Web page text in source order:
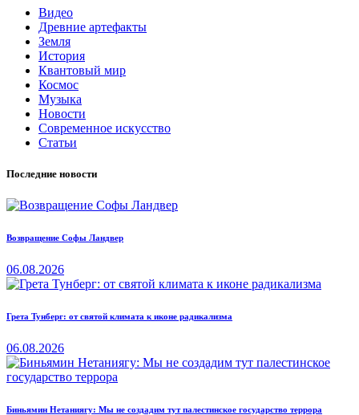
Видео
Древние артефакты
Земля
История
Квантовый мир
Космос
Музыка
Новости
Современное искусство
Статьи
Последние новости
Возвращение Софы Ландвер
06.08.2026
Грета Тунберг: от святой климата к иконе радикализма
06.08.2026
Биньямин Нетаниягу: Мы не создадим тут палестинское государство террора